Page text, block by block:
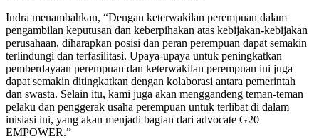
Indra menambahkan, “Dengan keterwakilan perempuan dalam
pengambilan keputusan dan keberpihakan atas kebijakan-kebijakan
perusahaan, diharapkan posisi dan peran perempuan dapat semakin
terlindungi dan terfasilitasi. Upaya-upaya untuk peningkatkan
pemberdayaan perempuan dan keterwakilan perempuan ini juga
dapat semakin ditingkatkan dengan kolaborasi antara pemerintah
dan swasta. Selain itu, kami juga akan menggandeng teman-teman
pelaku dan penggerak usaha perempuan untuk terlibat di dalam
inisiasi ini, yang akan menjadi bagian dari advocate G20
EMPOWER.”